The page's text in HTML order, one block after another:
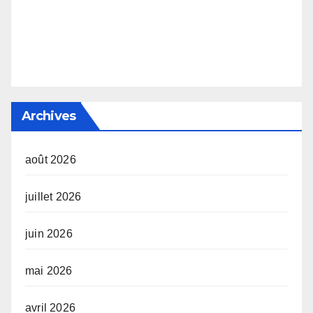
Archives
août 2026
juillet 2026
juin 2026
mai 2026
avril 2026